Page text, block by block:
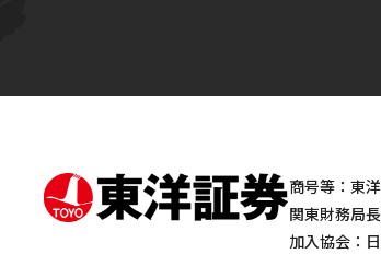
商号等：東
関東財務局
加入協会：